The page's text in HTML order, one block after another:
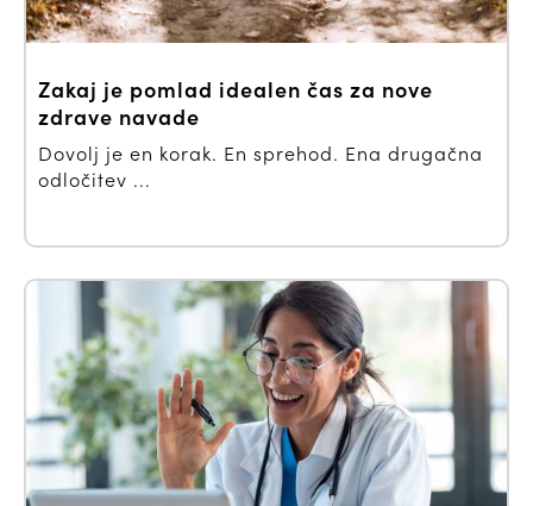
Zakaj je pomlad idealen čas za nove
zdrave navade
Dovolj je en korak. En sprehod. Ena drugačna
odločitev ...